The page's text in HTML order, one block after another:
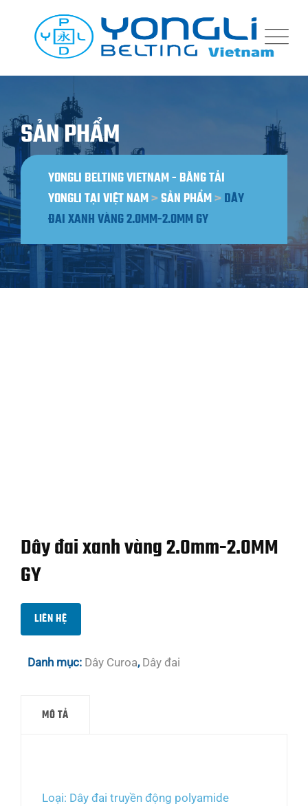
SẢN PHẨM
YONGLI BELTING VIETNAM - BĂNG TẢI
YONGLI TẠI VIỆT NAM>SẢN PHẨM>DÂY
ĐAI XANH VÀNG 2.0MM-2.0MM GY
Dây đai xanh vàng 2.0mm-2.0MM
GY
LIÊN HỆ
Danh mục: Dây Curoa, Dây đai
MÔ TẢ
Loại: Dây đai truyền động polyamide